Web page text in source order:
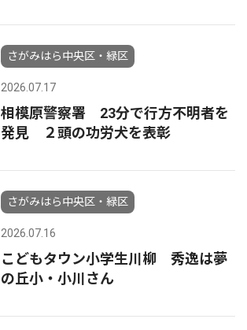
さがみはら中央区・緑区
2026.07.17
相模原警察署 23分で行方不明者を
発見 ２頭の功労犬を表彰
さがみはら中央区・緑区
2026.07.16
こどもタウン小学生川柳 秀逸は夢
の丘小・小川さん